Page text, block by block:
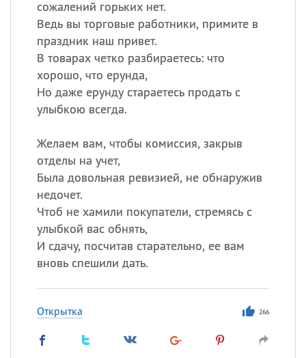
сожалений горьких нет.
Ведь вы торговые работники, примите в
праздник наш привет.
В товарах четко разбираетесь: что
хорошо, что ерунда,
Но даже ерунду стараетесь продать с
улыбкою всегда.
Желаем вам, чтобы комиссия, закрыв
отделы на учет,
Была довольная ревизией, не обнаружив
недочет.
Чтоб не хамили покупатели, стремясь с
улыбкой вас обнять,
И сдачу, посчитав старательно, ее вам
вновь спешили дать.
Открытка 266